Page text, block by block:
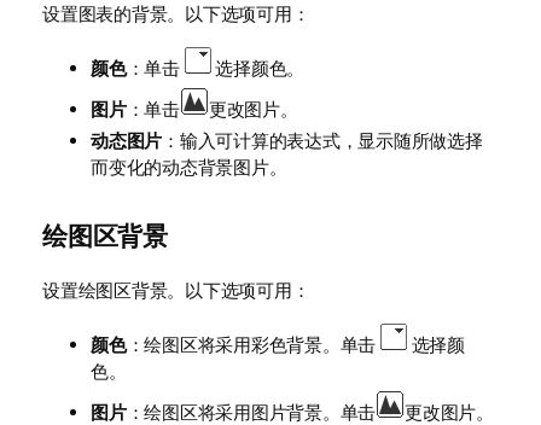
设置图表的背景。以下选项可用：
颜色：单击
选择颜色。
图片：单击
更改图片。
动态图片 ：输入可计算的表达式，显示随所做选择
而变化的动态背景图片。
绘图区背景
设置绘图区背景。以下选项可用：
颜色：绘图区将采用彩色背景。单击
选择颜
色。
图片：绘图区将采用图片背景。单击
更改图片。